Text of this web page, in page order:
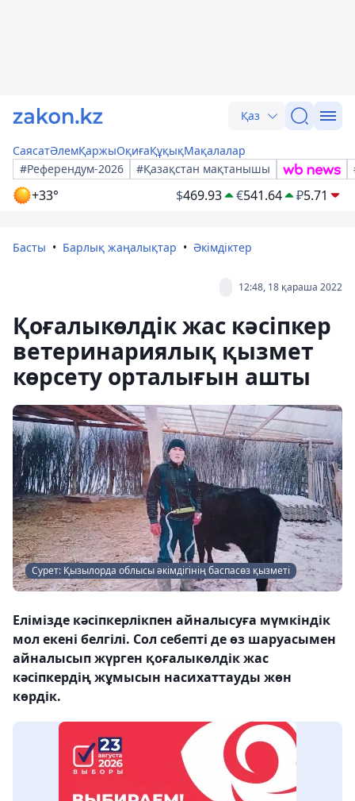
Қаз
СаясатӘлемҚаржыОқиғаҚұқықМақалалар
#Референдум-2026
#Қазақстан мақтанышы
+33° $469.93 €541.64 ₽5.71
Басты Барлық жаңалықтар Әкімдіктер
12:48, 18 қараша 2022
Қоғалыкөлдік жас кәсіпкер
ветеринариялық қызмет
көрсету орталығын ашты
Сурет: Қызылорда облысы әкімдігінің баспасөз қызметі
Елімізде кәсіпкерлікпен айналысуға мүмкіндік
мол екені белгілі. Сол себепті де өз шаруасымен
айналысып жүрген қоғалыкөлдік жас
кәсіпкердің жұмысын насихаттауды жөн
көрдік.